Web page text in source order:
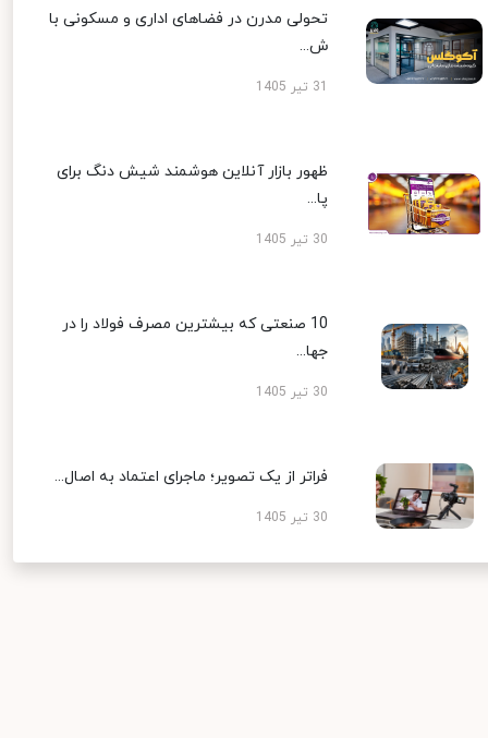
تحولی مدرن در فضاهای اداری و مسکونی با
ش...
ظهور بازار آنلاین هوشمند شیش دنگ برای
پا...
30 تیر 1405
10 صنعتی که بیشترین مصرف فولاد را در
جها...
30 تیر 1405
فراتر از یک تصویر؛ ماجرای اعتماد به اصال...
30 تیر 1405